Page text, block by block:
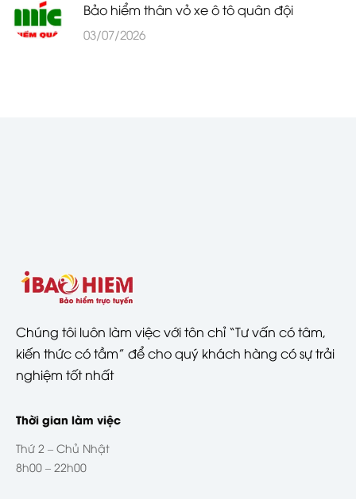
Bảo hiểm thân vỏ xe ô tô quân đội
03/07/2026
Chúng tôi luôn làm việc với tôn chỉ “Tư vấn có tâm,
kiến thức có tầm” để cho quý khách hàng có sự trải
nghiệm tốt nhất
Thời gian làm việc
Thứ 2 – Chủ Nhật
8h00 – 22h00